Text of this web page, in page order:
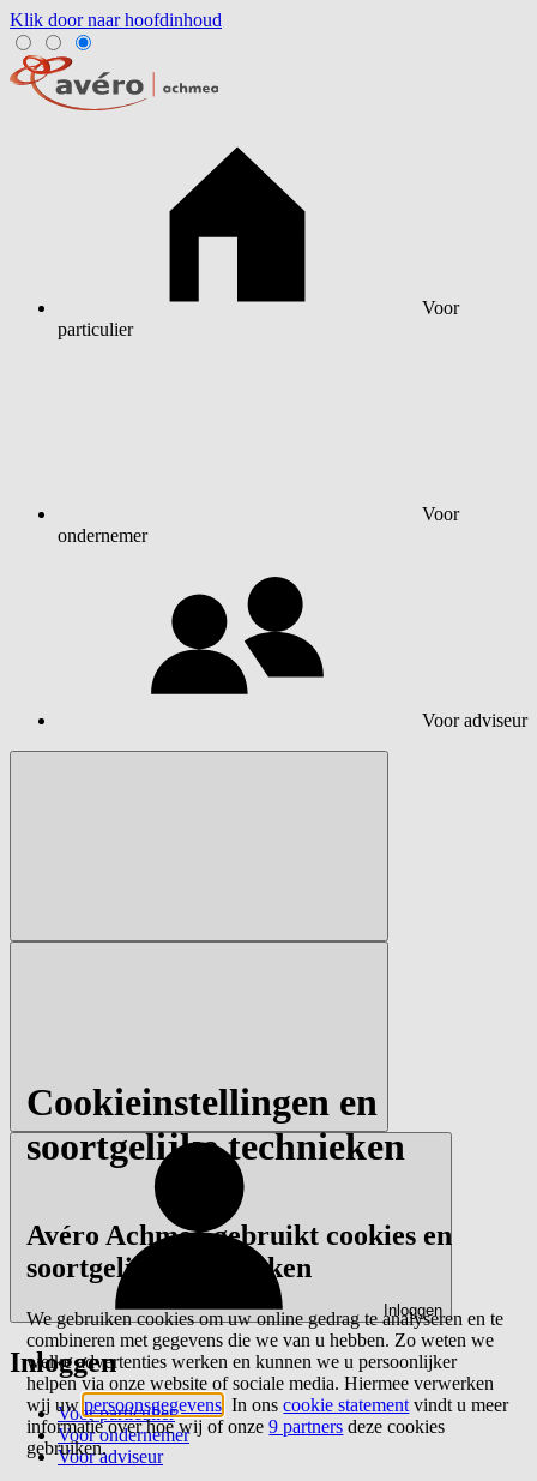
Klik door naar hoofdinhoud
Voor
particulier
Voor
ondernemer
Voor adviseur
Inloggen
Inloggen
Voor particulier
Voor ondernemer
Voor adviseur
Cookieinstellingen en
soortgelijke technieken
Avéro Achmea gebruikt cookies en
soortgelijke technieken
We gebruiken cookies om uw online gedrag te analyseren en te
combineren met gegevens die we van u hebben. Zo weten we
welke advertenties werken en kunnen we u persoonlijker
helpen via onze website of sociale media. Hiermee verwerken
wij uwpersoonsgegevens . In onscookie statement vindt u meer
informatie over hoe wij of onze9 partners deze cookies
gebruiken.